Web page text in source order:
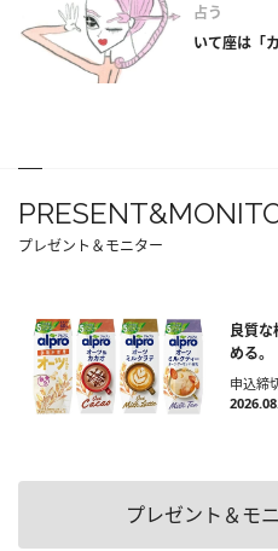
占う
いて座は「
プレゼント＆モニター
良質な
める。
申込締
プレゼント＆モ